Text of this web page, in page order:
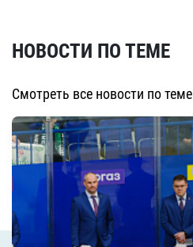
НОВОСТИ ПО ТЕМЕ
Смотреть все новости по теме